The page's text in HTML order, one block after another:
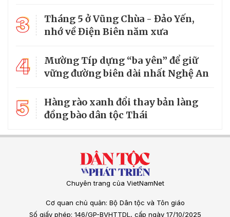
3
Tháng 5 ở Vũng Chùa - Đảo Yến,
nhớ về Điện Biên năm xưa
4
Mường Típ dựng “ba yên” để giữ
vững đường biên dài nhất Nghệ An
5
Hàng rào xanh đổi thay bản làng
đồng bào dân tộc Thái
Chuyên trang của VietNamNet
Cơ quan chủ quản: Bộ Dân tộc và Tôn giáo
Số giấy phép: 146/GP-BVHTTDL, cấp ngày 17/10/2025